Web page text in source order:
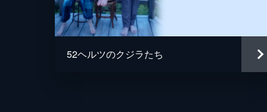
52ヘルツのクジラたち